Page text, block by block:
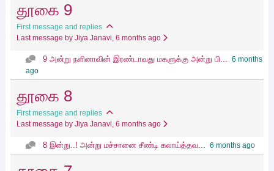
தூகை 9
First message and replies
Last message by Jiya Janavi, 6 months ago
9 அன்று நளினாவின் இரண்டாவது மகளுக்கு அன்று பி... 6 months
ago
தூகை 8
First message and replies
Last message by Jiya Janavi, 6 months ago
8 இன்று..! அன்று‌ மச்சானை சீண்டி கலாய்த்தவ... 6 months ago